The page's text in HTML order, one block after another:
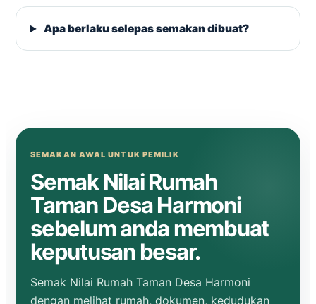
Apa berlaku selepas semakan dibuat?
SEMAKAN AWAL UNTUK PEMILIK
Semak Nilai Rumah
Taman Desa Harmoni
sebelum anda membuat
keputusan besar.
Semak Nilai Rumah Taman Desa Harmoni
dengan melihat rumah, dokumen, kedudukan